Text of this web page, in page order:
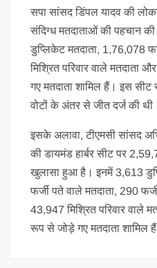
सपा सांसद डिंपल यादव की
संदिग्ध मतदाताओं की पहचान
डुप्लिकेट मतदाता, 1,76,078
मिश्रित परिवार वाले
गए मतदाता शामिल हैं। इस
वोटों के अंतर से जीत दर्ज की थी।
इसके अलावा, टीएमसी सांसद
की डायमंड हार्बर सीट पर
खुलासा हुआ है। इनमें 3,613
फर्जी पते वाले मतदाता, 290
43,947 मिश्रित परिवार वाले
रूप से जोड़े गए मतदाता शामिल